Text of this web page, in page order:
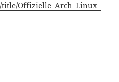
Offizielle_Arch_Linux_